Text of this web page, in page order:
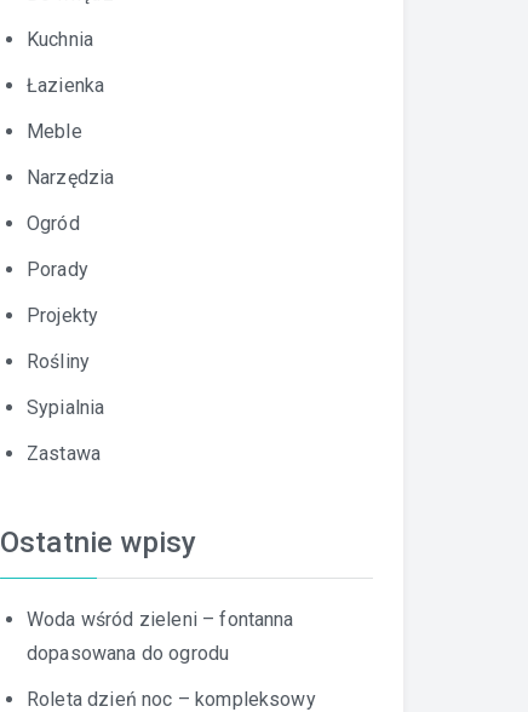
Kuchnia
Łazienka
Meble
Narzędzia
Ogród
Porady
Projekty
Rośliny
Sypialnia
Zastawa
Ostatnie wpisy
Woda wśród zieleni – fontanna
dopasowana do ogrodu
Roleta dzień noc – kompleksowy